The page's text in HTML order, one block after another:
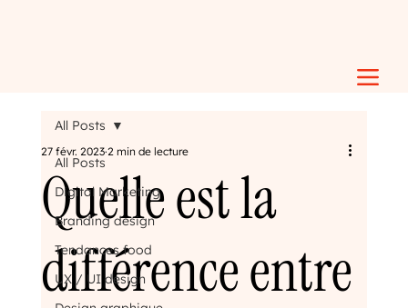
All Posts
Digital Marketing
Branding design
Tendances food
UX / UI design
All Posts
Quelle est la
différence entre
27 févr. 2023 2 min de lecture